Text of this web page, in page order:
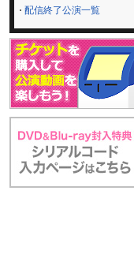
配信終了公演一覧